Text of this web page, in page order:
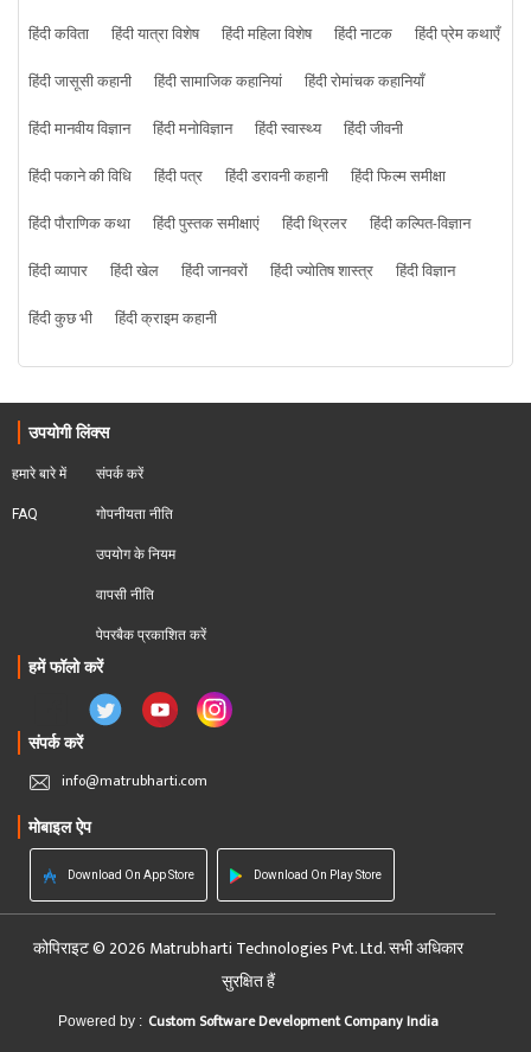
हिंदी कविता
हिंदी यात्रा विशेष हिंदी महिला विशेष हिंदी नाटक
हिंदी प्रेम कथाएँ
हिंदी जासूसी कहानी
हिंदी सामाजिक कहानियां
हिंदी रोमांचक कहानियाँ
हिंदी मानवीय विज्ञान
हिंदी मनोविज्ञान हिंदी स्वास्थ्य
हिंदी जीवनी
हिंदी पकाने की विधि
हिंदी पत्र हिंदी डरावनी कहानी
हिंदी फिल्म समीक्षा
हिंदी पौराणिक कथा
हिंदी पुस्तक समीक्षाएं हिंदी थ्रिलर
हिंदी कल्पित-विज्ञान
हिंदी व्यापार
हिंदी खेल हिंदी जानवरों हिंदी ज्योतिष शास्त्र
हिंदी विज्ञान
हिंदी कुछ भी
हिंदी क्राइम कहानी
उपयोगी लिंक्स
हमारे बारे में
FAQ
संपर्क करें
गोपनीयता नीति
उपयोग के नियम
वापसी नीति
पेपरबैक प्रकाशित करें
हमें फॉलो करें
संपर्क करें
info@matrubharti.com
मोबाइल ऐप
Download On App Store Download On Play Store
कोपिराइट © 2026 Matrubharti Technologies Pvt. Ltd. सभी अधिकार
सुरक्षित हैं
Powered by : Custom Software Development Company India